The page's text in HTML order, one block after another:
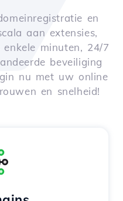
en
aan extensies,
minuten, 24/7
beveiliging
nu met uw online
en snelheid!